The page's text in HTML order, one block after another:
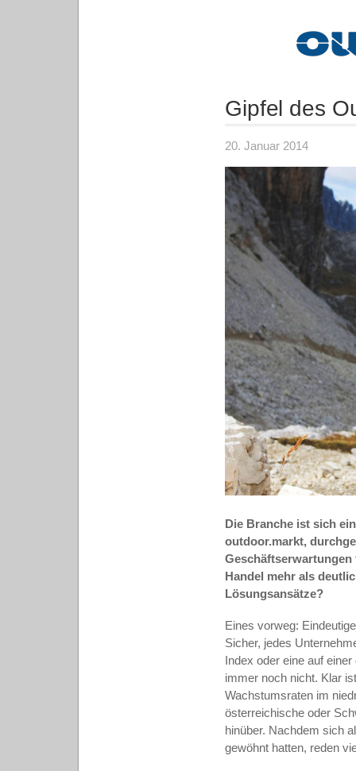
Gipfel des
20. Januar 2014
Die Branche ist sich
outdoor.markt,
Handel mehr als
Lösungsansätze?
Eines vorweg:
Sicher, jedes
Index oder eine auf
immer noch nicht. Klar
Wachstumsraten im
österreichische oder
hinüber. Nachdem sich
gewöhnt hatten, reden